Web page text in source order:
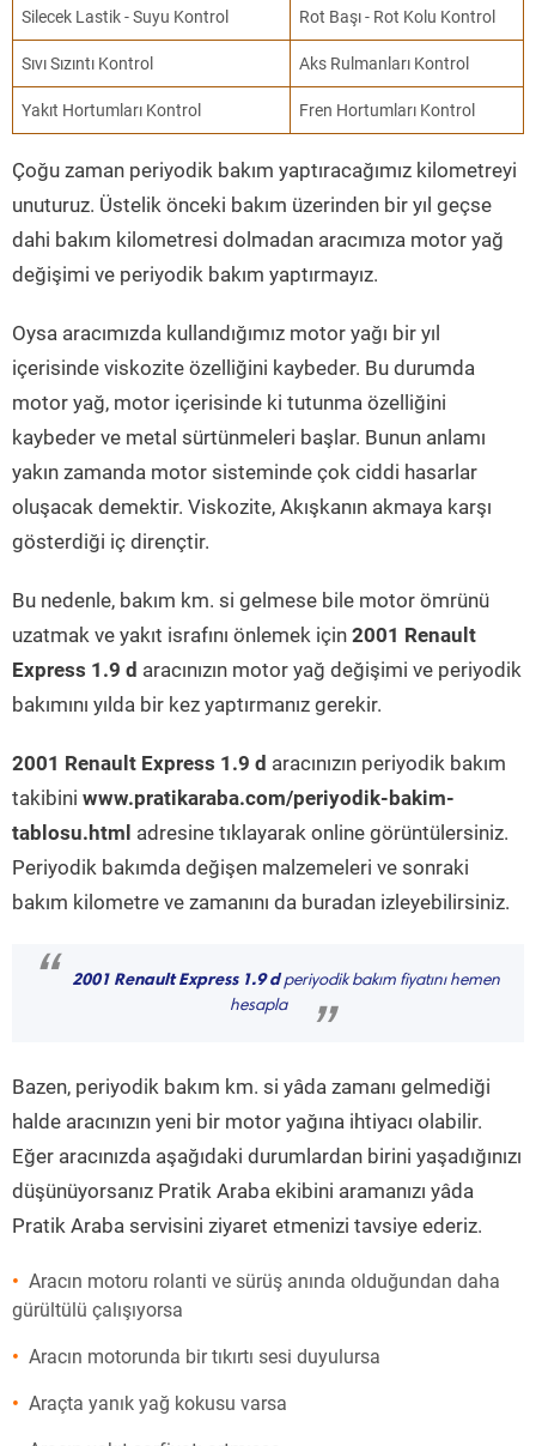
Silecek Lastik - Suyu Kontrol Rot Başı - Rot Kolu Kontrol
Sıvı Sızıntı Kontrol Aks Rulmanları Kontrol
Yakıt Hortumları Kontrol Fren Hortumları Kontrol
Çoğu zaman periyodik bakım yaptıracağımız kilometreyi
unuturuz. Üstelik önceki bakım üzerinden bir yıl geçse
dahi bakım kilometresi dolmadan aracımıza motor yağ
değişimi ve periyodik bakım yaptırmayız.
Oysa aracımızda kullandığımız motor yağı bir yıl
içerisinde viskozite özelliğini kaybeder. Bu durumda
motor yağ, motor içerisinde ki tutunma özelliğini
kaybeder ve metal sürtünmeleri başlar. Bunun anlamı
yakın zamanda motor sisteminde çok ciddi hasarlar
oluşacak demektir. Viskozite, Akışkanın akmaya karşı
gösterdiği iç dirençtir.
Bu nedenle, bakım km. si gelmese bile motor ömrünü
uzatmak ve yakıt israfını önlemek için 2001 Renault
Express 1.9 d aracınızın motor yağ değişimi ve periyodik
bakımını yılda bir kez yaptırmanız gerekir.
2001 Renault Express 1.9 d aracınızın periyodik bakım
takibini www.pratikaraba.com/periyodik-bakim-
tablosu.html adresine tıklayarak online görüntülersiniz.
Periyodik bakımda değişen malzemeleri ve sonraki
bakım kilometre ve zamanını da buradan izleyebilirsiniz.
“ 2001 Renault Express 1.9 dperiyodik bakım fiyatını hemen
hesapla
”
Bazen, periyodik bakım km. si yâda zamanı gelmediği
halde aracınızın yeni bir motor yağına ihtiyacı olabilir.
Eğer aracınızda aşağıdaki durumlardan birini yaşadığınızı
düşünüyorsanız Pratik Araba ekibini aramanızı yâda
Pratik Araba servisini ziyaret etmenizi tavsiye ederiz.
Aracın motoru rolanti ve sürüş anında olduğundan daha
gürültülü çalışıyorsa
Aracın motorunda bir tıkırtı sesi duyulursa
Araçta yanık yağ kokusu varsa